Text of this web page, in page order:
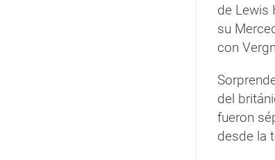
de Lewis
su
con
del
fueron
desde la